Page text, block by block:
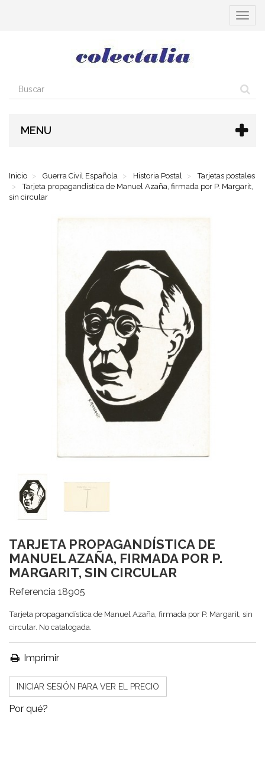
MENU
Inicio Guerra Civil Española Historia Postal
Tarjetas postales
Tarjeta propagandística de Manuel Azaña, firmada por P. Margarit,
sin circular
TARJETA PROPAGANDÍSTICA DE
MANUEL AZAÑA, FIRMADA POR P.
MARGARIT, SIN CIRCULAR
Referencia 18905
Tarjeta propagandística de Manuel Azaña, firmada por P. Margarit, sin
circular. No catalogada.
Imprimir
INICIAR SESIÓN PARA VER EL PRECIO
Por qué?